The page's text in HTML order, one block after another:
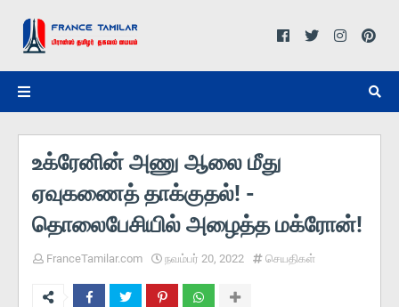
உக்ரேனின் அணு ஆலை மீது
ஏவுகணைத் தாக்குதல்! -
தொலைபேசியில் அழைத்த மக்ரோன்!
FranceTamilar.com நவம்பர் 20, 2022 செயதிகள்